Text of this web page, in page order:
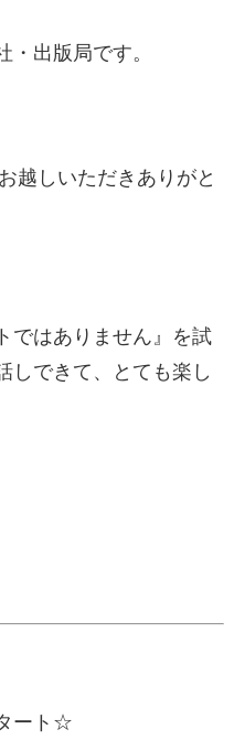
出版局です。
越しいただきありがと
ではありません』を試
しできて、とても楽し
ート☆